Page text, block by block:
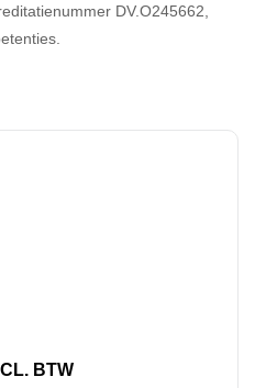
DV.O245662,
BTW